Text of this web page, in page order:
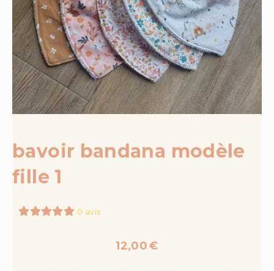
bavoir bandana modèle
fille 1
0 avis
12,00€